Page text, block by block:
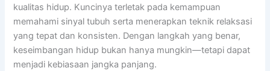
kualitas hidup. Kuncinya terletak pada kemampuan
memahami sinyal tubuh serta menerapkan teknik relaksasi
yang tepat dan konsisten. Dengan langkah yang benar,
keseimbangan hidup bukan hanya mungkin—tetapi dapat
menjadi kebiasaan jangka panjang.